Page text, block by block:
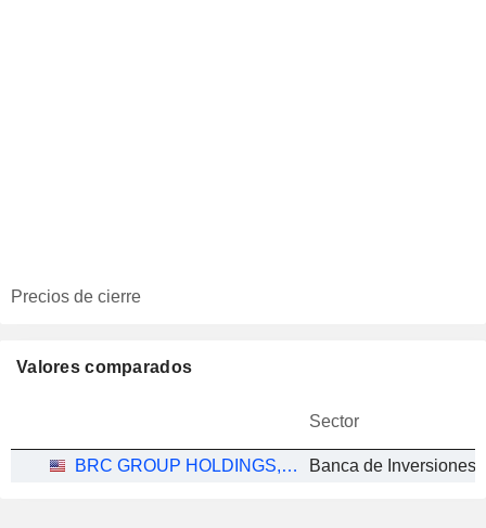
Precios de cierre
Valores comparados
Sector
BRC GROUP HOLDINGS, INC.